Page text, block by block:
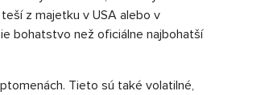
z majetku v USA alebo v
bohatstvo než oficiálne najbohatší
Tieto sú také volatilné,